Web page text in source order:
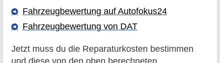
Fahrzeugbewertung auf Autofokus24
Fahrzeugbewertung von DAT
Jetzt muss du die Reparaturkosten bestimmen